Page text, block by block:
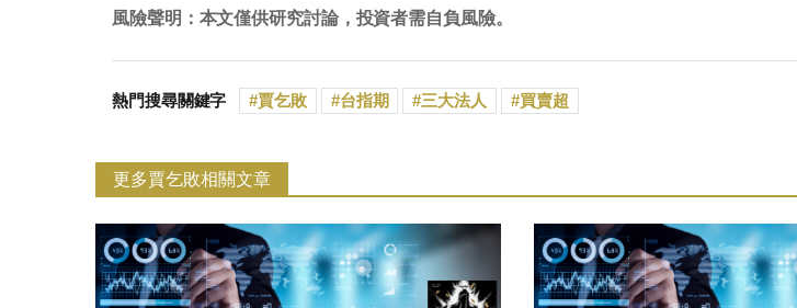
風險聲明：本文僅供研究討論，投資者需自負風險。
熱門搜尋關鍵字 賈乞敗 台指期 三大法人 買賣超
更多賈乞敗相關文章